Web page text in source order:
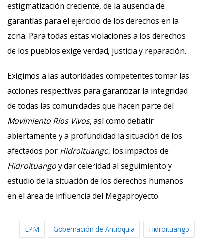
estigmatización creciente, de la ausencia de
garantías para el ejercicio de los derechos en la
zona. Para todas estas violaciones a los derechos
de los pueblos exige verdad, justicia y reparación.
Exigimos a las autoridades competentes tomar las
acciones respectivas para garantizar la integridad
de todas las comunidades que hacen parte del
Movimiento Ríos Vivos, así como debatir
abiertamente y a profundidad la situación de los
afectados por Hidroituango, los impactos de
Hidroituangoy dar celeridad al seguimiento y
estudio de la situación de los derechos humanos
en el área de influencia del Megaproyecto.
EPM Gobernación de Antioquia Hidroituango